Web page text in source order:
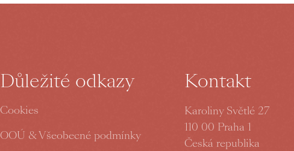
Důležité odkazy
Cookies
OOÚ & Všeobecné podmínky
Kontakt
Karoliny Světlé 27
110 00 Praha 1
Česká republika